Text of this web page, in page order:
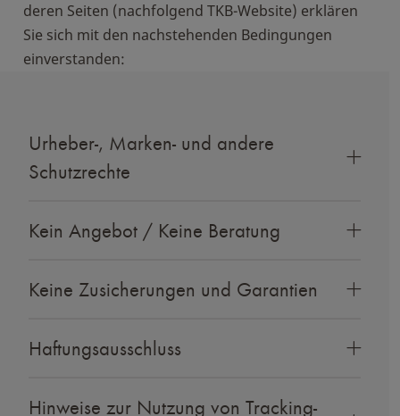
deren Seiten (nachfolgend TKB-Website) erklären
Sie sich mit den nachstehenden Bedingungen
einverstanden:
Urheber-, Marken- und andere
Schutzrechte
Kein Angebot / Keine Beratung
Keine Zusicherungen und Garantien
Haftungsausschluss
Hinweise zur Nutzung von Tracking-